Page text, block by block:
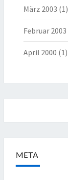
März 2003 (1)
Februar 2003
April 2000 (1)
META